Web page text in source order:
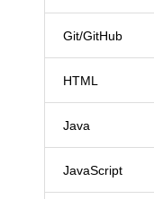
Git/GitHub
HTML
Java
JavaScript